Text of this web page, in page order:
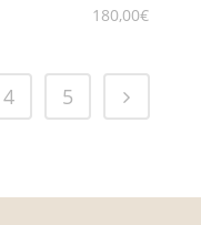
180,00€
4 5